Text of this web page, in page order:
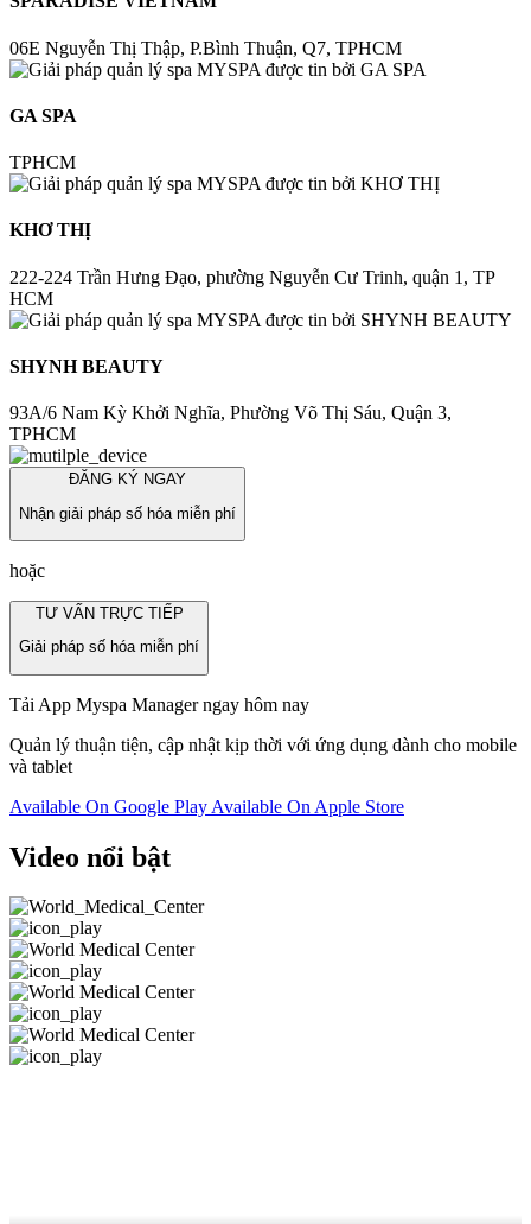
06E Nguyễn Thị Thập, P.Bình Thuận, Q7, TPHCM
GA SPA
TPHCM
KHƠ THỊ
222-224 Trần Hưng Đạo, phường Nguyễn Cư Trinh, quận 1, TP
HCM
SHYNH BEAUTY
93A/6 Nam Kỳ Khởi Nghĩa, Phường Võ Thị Sáu, Quận 3,
TPHCM
ĐĂNG KÝ NGAY
Nhận giải pháp số hóa miễn phí
hoặc
TƯ VẤN TRỰC TIẾP
Giải pháp số hóa miễn phí
Tải App Myspa Manager ngay hôm nay
Quản lý thuận tiện, cập nhật kịp thời với ứng dụng dành cho mobile
và tablet
Available On Google Play Available On Apple Store
Video nổi bật